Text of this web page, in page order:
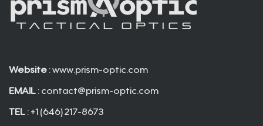
Website : www.prism-optic.com
EMAIL : contact@prism-optic.com
TEL : +1 (646) 217-8673